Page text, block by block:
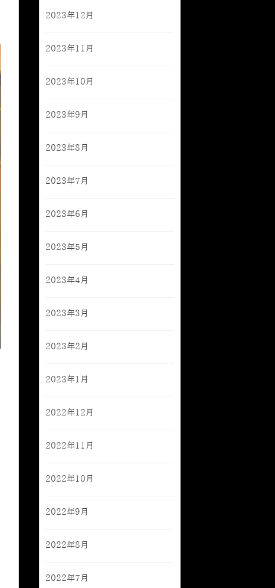
2023年12月
2023年11月
2023年10月
2023年9月
2023年8月
2023年7月
2023年6月
2023年5月
2023年4月
2023年3月
2023年2月
2023年1月
2022年12月
2022年11月
2022年10月
2022年9月
2022年8月
2022年7月